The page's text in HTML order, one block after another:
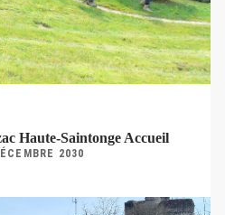
Haute-Saintonge Accueil
2030